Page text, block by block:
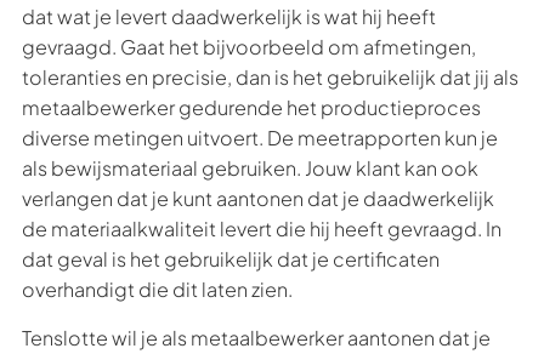
dat wat je levert daadwerkelijk is wat hij heeft
gevraagd. Gaat het bijvoorbeeld om afmetingen,
toleranties en precisie, dan is het gebruikelijk dat jij als
metaalbewerker gedurende het productieproces
diverse metingen uitvoert. De meetrapporten kun je
als bewijsmateriaal gebruiken. Jouw klant kan ook
verlangen dat je kunt aantonen dat je daadwerkelijk
de materiaalkwaliteit levert die hij heeft gevraagd. In
dat geval is het gebruikelijk dat je certificaten
overhandigt die dit laten zien.
Tenslotte wil je als metaalbewerker aantonen dat je